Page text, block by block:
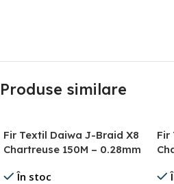
Produse similare
Fir Textil Daiwa J-Braid X8
Chartreuse 150M – 0.28mm
În stoc
Fir